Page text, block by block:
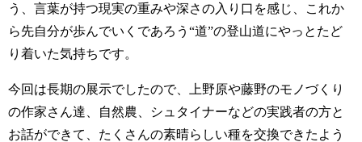
う、言葉が持つ現実の重みや深さの入り口を感じ、これか
ら先自分が歩んでいくであろう“道”の登山道にやっとたど
り着いた気持ちです。
今回は長期の展示でしたので、上野原や藤野のモノづくり
の作家さん達、自然農、シュタイナーなどの実践者の方と
お話ができて、たくさんの素晴らしい種を交換できたよう